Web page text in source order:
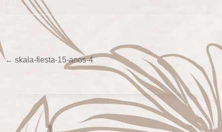
← skala-fiesta-15-anos-4